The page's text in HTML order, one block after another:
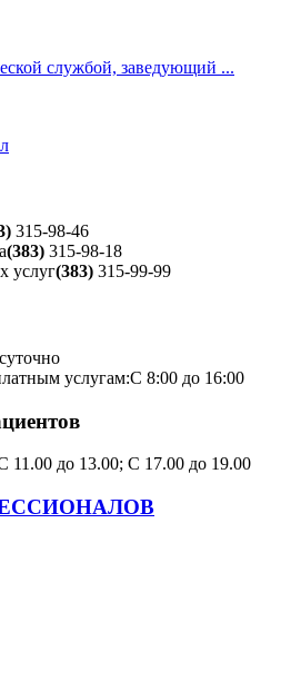
службой, заведующий ...
315-98-46
(383) 315-98-18
услуг(383) 315-99-99
услугам:С 8:00 до 16:00
11.00 до 13.00; С 17.00 до 19.00